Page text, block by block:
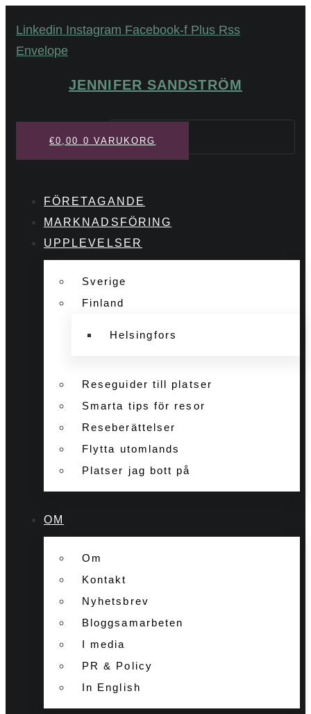
till
innehåll
Linkedin Instagram Facebook-f Plus Rss
Envelope
JENNIFER SANDSTRÖM
Sök
€0,00 0 VARUKORG
FÖRETAGANDE
MARKNADSFÖRING
UPPLEVELSER
Sverige
Finland
Helsingfors
Reseguider till platser
Smarta tips för resor
Reseberättelser
Flytta utomlands
Platser jag bott på
OM
Om
Kontakt
Nyhetsbrev
Bloggsamarbeten
I media
PR & Policy
In English